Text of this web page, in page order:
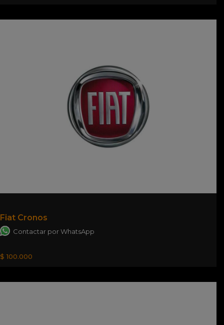
Fiat Cronos
Contactar por WhatsApp
$ 100.000